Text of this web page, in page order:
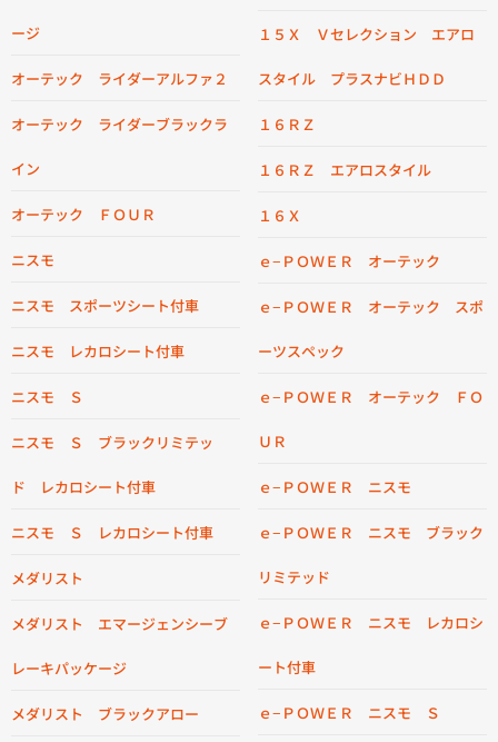
ージ
オーテック ライダーアルファ２
オーテック ライダーブラックラ
イン
オーテック ＦＯＵＲ
ニスモ
ニスモ スポーツシート付車
ニスモ レカロシート付車
ニスモ Ｓ
ニスモ Ｓ ブラックリミテッ
ド レカロシート付車
ニスモ Ｓ レカロシート付車
メダリスト
メダリスト エマージェンシーブ
レーキパッケージ
メダリスト ブラックアロー
１５Ｘ Ｖセレクション エアロ
スタイル プラスナビＨＤＤ
１６ＲＺ
１６ＲＺ エアロスタイル
１６Ｘ
ｅ−ＰＯＷＥＲ オーテック
ｅ−ＰＯＷＥＲ オーテック スポ
ーツスペック
ｅ−ＰＯＷＥＲ オーテック ＦＯ
ＵＲ
ｅ−ＰＯＷＥＲ ニスモ
ｅ−ＰＯＷＥＲ ニスモ ブラック
リミテッド
ｅ−ＰＯＷＥＲ ニスモ レカロシ
ート付車
ｅ−ＰＯＷＥＲ ニスモ Ｓ